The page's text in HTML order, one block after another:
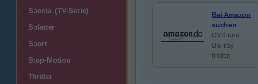
>Special (TV-Serie)
>Splatter
>Sport
>Stop-Motion
>Thriller
Bei Amazon
suchen
DVD und
Blu-ray
finden